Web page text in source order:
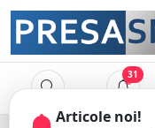
31